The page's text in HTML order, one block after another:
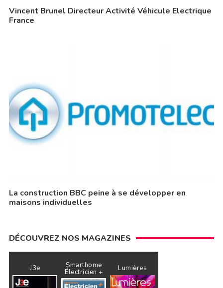
Vincent Brunel Directeur Activité Véhicule Electrique
France
La construction BBC peine à se développer en
maisons individuelles
DÉCOUVREZ NOS MAGAZINES
J3e Smarthome
Électricien + Lumières